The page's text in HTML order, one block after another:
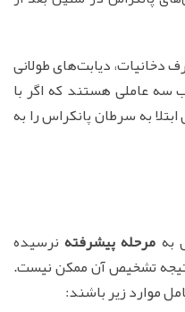
دخانیات، دیابت‌های طولانی
سه عاملی هستند که اگر با
به سرطان پانکراس را به
به مرحله پیشرفتهنرسیده
تشخیص آن ممکن نیست.
موارد زیر باشند: